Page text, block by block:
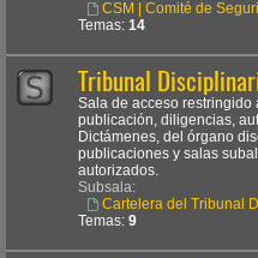
CSM | Comité de
Temas: 14
Tribunal
Sala de acceso restringido
publicación, diligencias,
Dictámenes, del órgano
publicaciones y salas
autorizados.
Subsala:
Cartelera del Tribunal
Temas: 9